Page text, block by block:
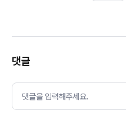
댓글
댓글을 입력해주세요.